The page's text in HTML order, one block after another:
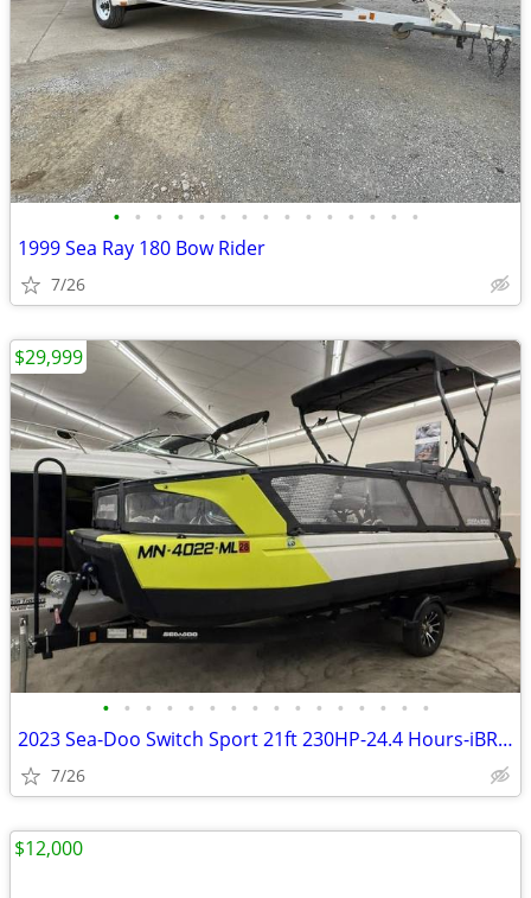
• • • • • • • • • • • • • • •
1999 Sea Ray 180 Bow Rider
7/26
• • • • • • • • • • • • • • • •
2023 Sea-Doo Switch Sport 21ft 230HP-24.4 Hours-iBR-iDF-Trailer
7/26
$29,999
$12,000